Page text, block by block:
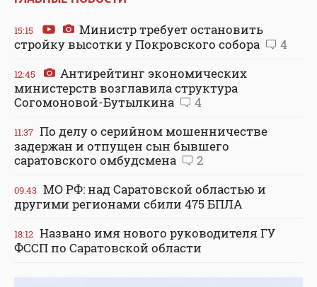
15:15
Министр требует остановить
стройку высотки у Покровского собора
4
12:45
Антирейтинг экономических
министерств возглавила структура
Согомоновой-Бутылкина
4
11:37 По делу о серийном мошенничестве
задержан и отпущен сын бывшего
саратовского омбудсмена
2
09:43 МО РФ: над Саратовской областью и
другими регионами сбили 475 БПЛА
18:12 Названо имя нового руководителя ГУ
ФССП по Саратовской области